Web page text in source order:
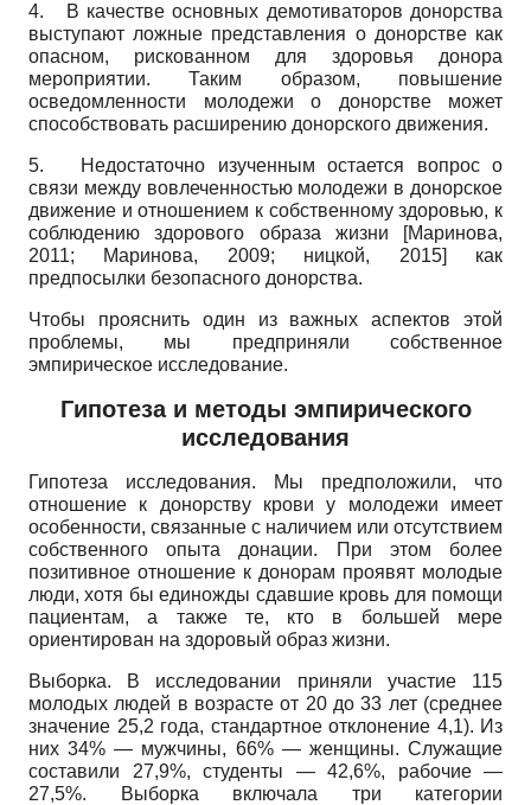
4.
В качестве основных демотивато­ров донорства
выступают ложные представления о донорстве как
опасном, рискованном для здоровья донора
мероприятии. Таким образом, повышение
осведомленности молодежи о донорстве может
способствовать расширению донорского движения.
5.
Недостаточно изученным остается вопрос о
связи между вовлеченностью молодежи в донорское
движение и отношением к собственному здоровью, к
соблюдению здорового образа жизни
[Маринова,
2011; Маринова, 2009; ницкой, 2015] как
предпосылки безопасного донорства.
Чтобы прояснить один из важных аспектов этой
проблемы, мы предприняли собственное
эмпирическое исследование.
Гипотеза и методы эмпирического
исследования
Гипотеза исследования. Мы предположили, что
отношение к донорству крови у молодежи имеет
особенности, связанные с наличием или отсутствием
собственного опыта донации. При этом более
позитивное отношение к донорам проявят молодые
люди, хотя бы единожды сдавшие кровь для помощи
пациентам, а также те, кто в большей мере
ориентирован на здоровый образ жизни.
Выборка. В исследовании приняли участие 115
молодых людей в возрасте от 20 до 33 лет (среднее
значение 25,2 года, стандартное отклонение 4,1). Из
них 34% — мужчины, 66% — женщины. Служащие
составили 27,9%, студенты — 42,6%, рабочие —
27,5%. Выборка включала три категории